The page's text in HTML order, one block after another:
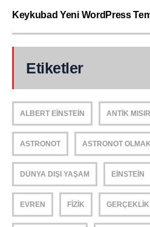
Keykubad Yeni WordPress
Etiketler
ALBERT EINSTEIN ANTIK MISIR
ASTRONOT ASTRONOT OLMAK
DÜNYA DIŞI YAŞAM EINSTEIN
EVREN FIZIK